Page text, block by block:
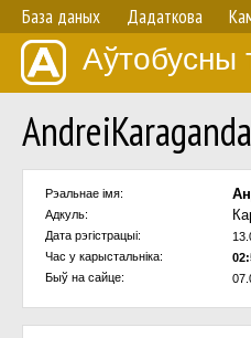
База даных Дадаткова
Аўтобусны
AndreiKaraganda
Рэальнае імя:
Адкуль:
Дата рэгістрацыі:
Час у карыстальнiка:
Быў на сайце: